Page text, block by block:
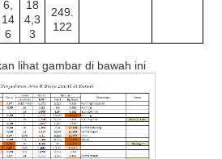
6,
14
6
18
4,3
3
249.
122
lihat gambar di bawah ini